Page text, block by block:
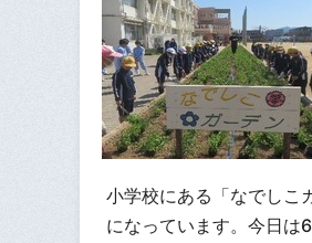
小学校にある「なでしこ
になっています。今日は